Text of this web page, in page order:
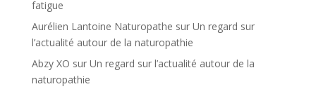
fatigue
Aurélien Lantoine Naturopathe sur Un regard sur
l’actualité autour de la naturopathie
Abzy XO sur Un regard sur l’actualité autour de la
naturopathie